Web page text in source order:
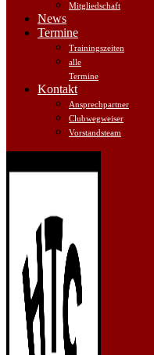
Mitgliedschaft
News
Termine
Trainingszeiten
alle
Termine
Kontakt
Ansprechpartner
Clubwegweiser
Vorstandsteam